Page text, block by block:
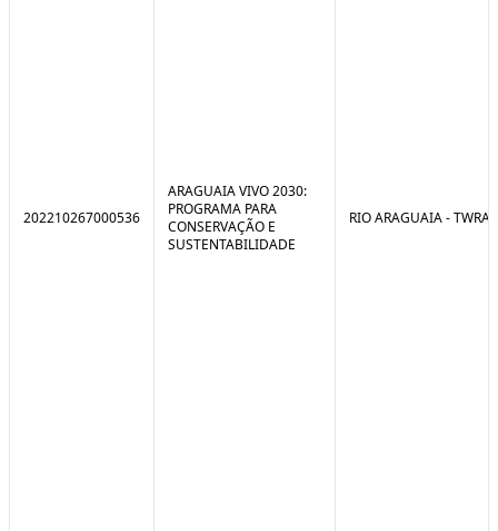
202210267000536
ARAGUAIA VIVO 2030:
PROGRAMA PARA
CONSERVAÇÃO E
SUSTENTABILIDADE
RIO ARAGUAIA - TWRA